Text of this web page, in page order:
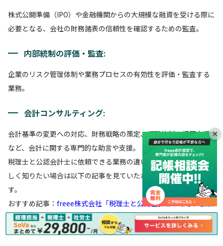
株式公開準備（IPO）や金融機関からの大規模な融資を受ける際に
必要となる、会社の財務諸表の信頼性を確認するための監査。
内部統制の評価・監査:
企業のリスク管理体制や業務プロセスの有効性を評価・監査する
業務。
会計コンサルティング:
会計基準の変更への対応、財務戦略の策定、経理体制の構築支援
など、会計に関する専門的な助言や支援。
税理士と公認会計士に依頼できる業務の違いについてもう少し詳
しく知りたい場合は以下の記事を見ていただくのがおすすめで
す。
おすすめ記事： freee株式会社「税理士と公認会計士どちらに依頼
するべき？それぞれの違いを詳しく聞いてみました」税理士と公
認会計士どちらに依頼すべき？それぞれの違いを紹介
×